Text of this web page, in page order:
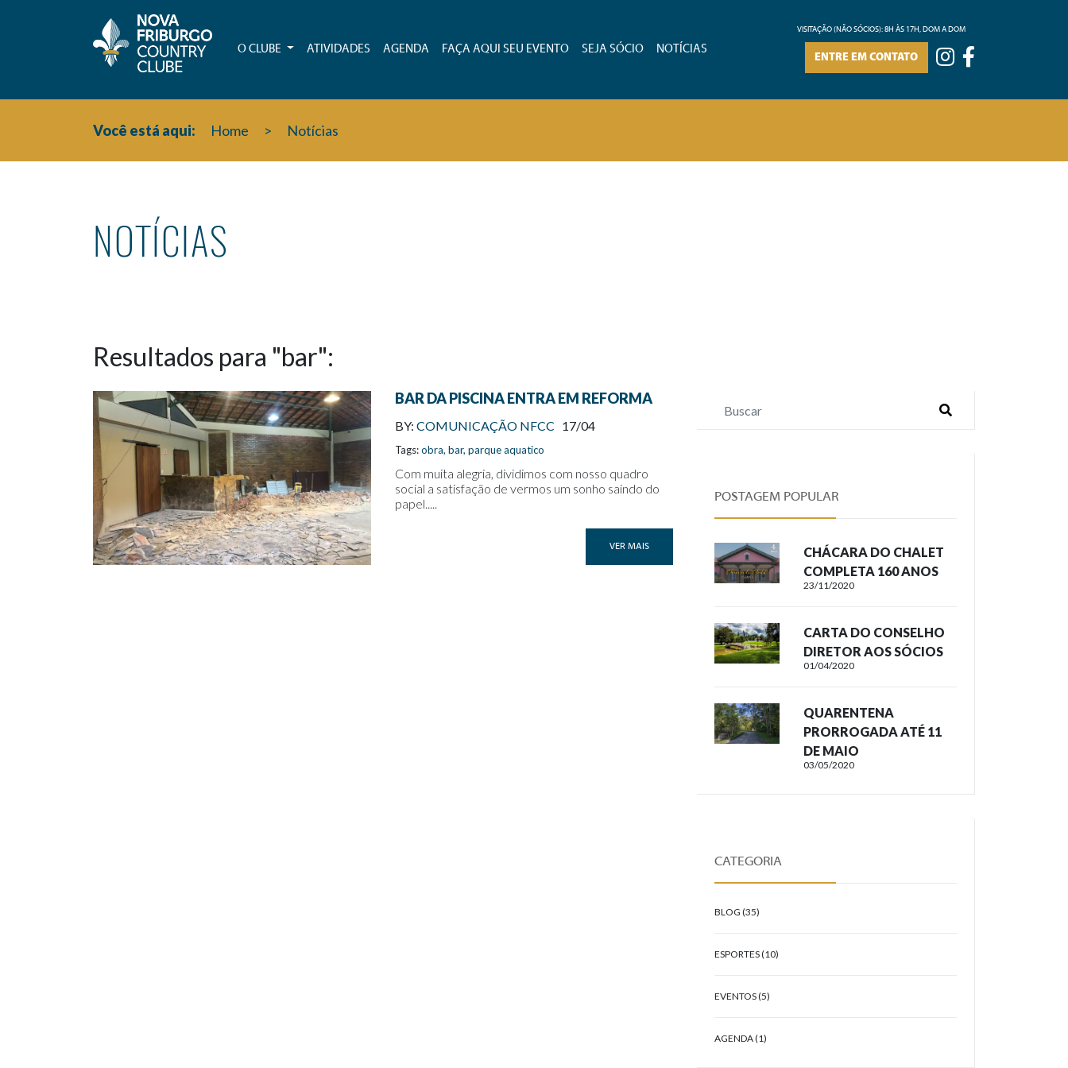
O CLUBE ATIVIDADES AGENDA FAÇA AQUI SEU EVENTO SEJA SÓCIO NOTÍCIAS
VISITAÇÃO (NÃO SÓCIOS): 8H ÀS 17H, DOM A DOM
ENTRE EM CONTATO
Você está aqui: Home > Notícias
NOTÍCIAS
Resultados para "bar":
BAR DA PISCINA ENTRA EM REFORMA
BY: COMUNICAÇÃO NFCC 17/04
Tags:obra, bar, parque aquatico
Com muita alegria, dividimos com nosso quadro
social a satisfação de vermos um sonho saindo do
papel.....
VER MAIS
POSTAGEM POPULAR
CHÁCARA DO CHALET
COMPLETA 160 ANOS
23/11/2020
CARTA DO CONSELHO
DIRETOR AOS SÓCIOS
01/04/2020
QUARENTENA
PRORROGADA ATÉ 11
DE MAIO
03/05/2020
CATEGORIA
BLOG (35)
ESPORTES (10)
EVENTOS (5)
AGENDA (1)